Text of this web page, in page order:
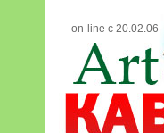
on-line с 20.02.06